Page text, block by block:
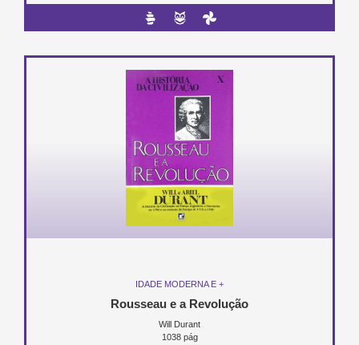
IDADE MODERNA E +
Rousseau e a Revolução
Will Durant
1038 pág